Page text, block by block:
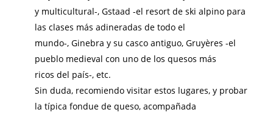
y multicultural-, Gstaad -el resort de ski alpino para
las clases más adineradas de todo el
mundo-, Ginebra y su casco antiguo, Gruyères -el
pueblo medieval con uno de los quesos más
ricos del país-, etc.
Sin duda, recomiendo visitar estos lugares, y probar
la típica fondue de queso, acompañada